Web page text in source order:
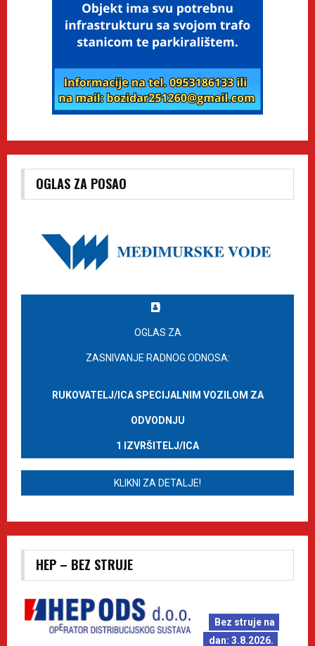
OGLAS ZA POSAO
OGLAS ZA
ZASNIVANJE RADNOG ODNOSA:
RUKOVATELJ/ICA SPECIJALNIM VOZILOM ZA
ODVODNJU
1 IZVRŠITELJ/ICA
KLIKNI ZA DETALJE!
HEP – BEZ STRUJE
Bez struje na
dan: 3.8.2026.